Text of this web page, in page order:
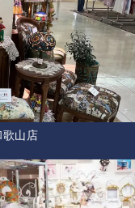
歌山店